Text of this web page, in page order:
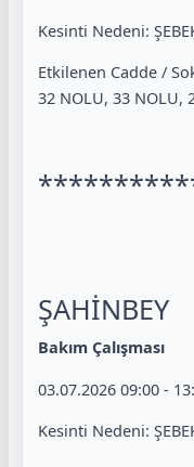
Kesinti Nedeni:
Etkilenen Cadde /
32 NOLU, 33 NOLU,
ŞAHİNBEY
Bakım Çalışması
03.07.2026 09:00 -
Kesinti Nedeni: